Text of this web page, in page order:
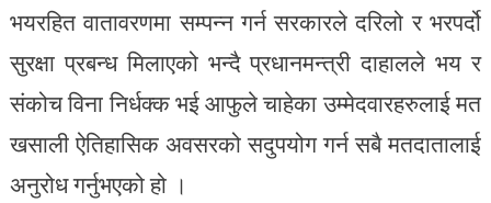
भयरहित वातावरणमा सम्पन्न गर्न सरकारले दरिलो र भरपर्दो
सुरक्षा प्रबन्ध मिलाएको भन्दै प्रधानमन्त्री दाहालले भय र
संकोच विना निर्धक्क भई आफुले चाहेका उम्मेदवारहरुलाई मत
खसाली ऐतिहासिक अवसरको सदुपयोग गर्न सबै मतदातालाई
अनुरोध गर्नुभएको हो ।